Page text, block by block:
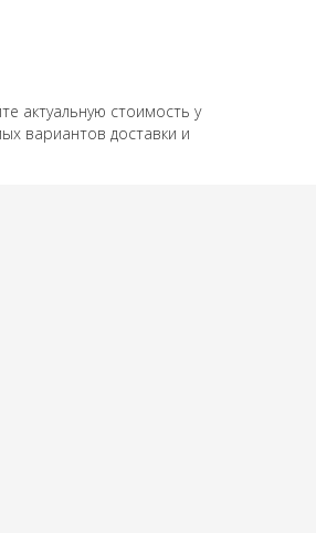
актуальную стоимость у
вариантов доставки и